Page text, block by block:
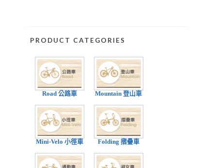
PRODUCT CATEGORIES
Road 公路車 Mountain 登山車
Mini-Velo 小徑車 Folding 摺疊車